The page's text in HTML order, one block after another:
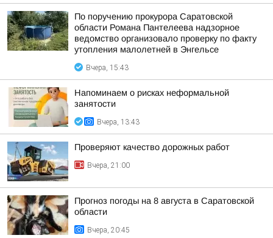
По поручению прокурора Саратовской
области Романа Пантелеева надзорное
ведомство организовало проверку по факту
утопления малолетней в Энгельсе
Вчера, 15:43
Напоминаем о рисках неформальной
занятости
Вчера, 13:43
Проверяют качество дорожных работ
Вчера, 21:00
Прогноз погоды на 8 августа в Саратовской
области
Вчера, 20:45